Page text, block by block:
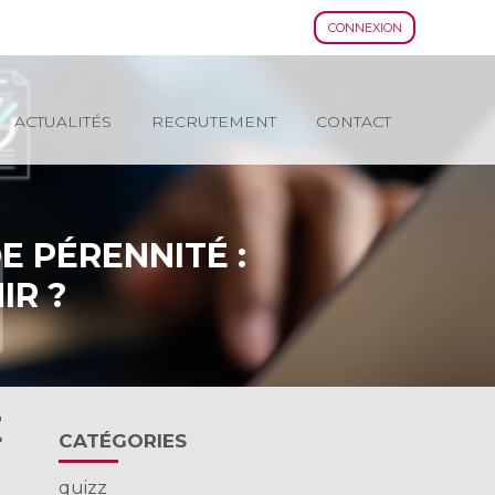
CONNEXION
ACTUALITÉS RECRUTEMENT CONTACT
PÉRENNITÉ :
?
Blog
sidebar
CATÉGORIES
quizz